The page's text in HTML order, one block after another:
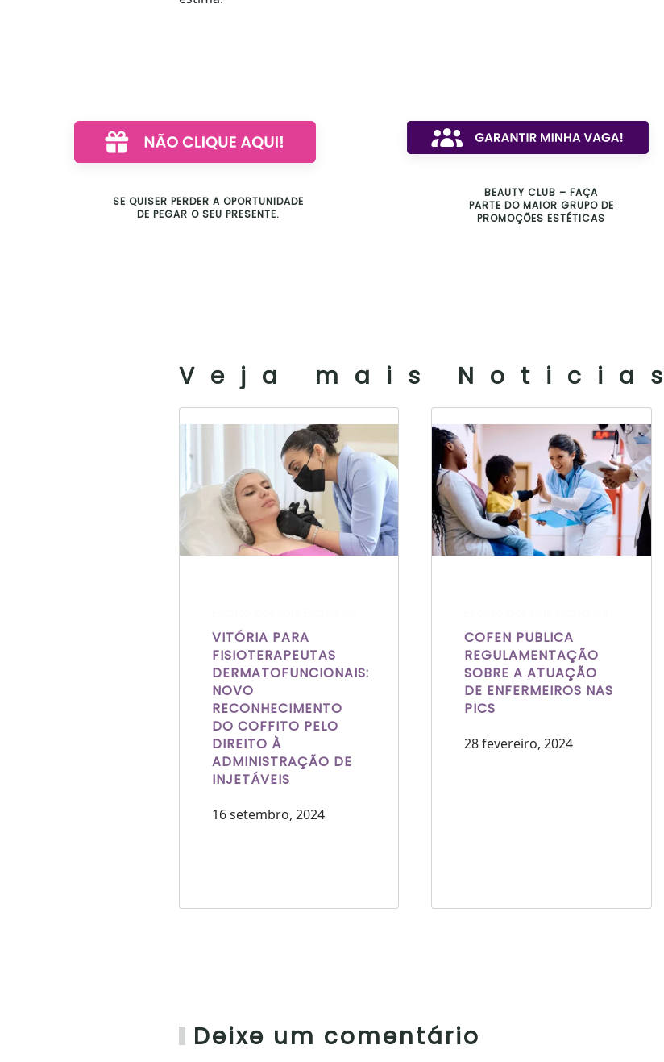
SE QUISER PERDER A OPORTUNIDADE
DE PEGAR O SEU PRESENTE.
BEAUTY CLUB – FAÇA
PARTE DO MAIOR GRUPO DE
PROMOÇÕES ESTÉTICAS
Veja mais Noticias
VITÓRIA PARA
FISIOTERAPEUTAS
DERMATOFUNCIONAIS:
NOVO
RECONHECIMENTO
DO COFFITO PELO
DIREITO À
ADMINISTRAÇÃO DE
INJETÁVEIS
16 setembro, 2024
COFEN PUBLICA
REGULAMENTAÇÃO
SOBRE A ATUAÇÃO
DE ENFERMEIROS NAS
PICS
28 fevereiro, 2024
Deixe um comentário